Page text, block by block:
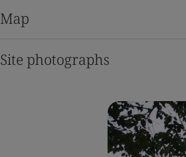
Map
Site photographs